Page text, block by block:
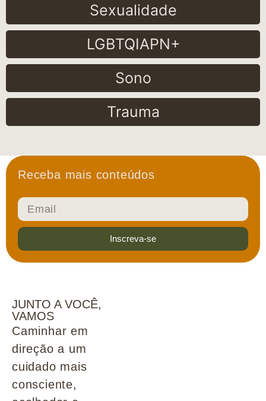
Sexualidade
LGBTQIAPN+
Sono
Trauma
Receba mais conteúdos
Inscreva-se
JUNTO A VOCÊ,
VAMOS
Caminhar em
direção a um
cuidado mais
consciente,